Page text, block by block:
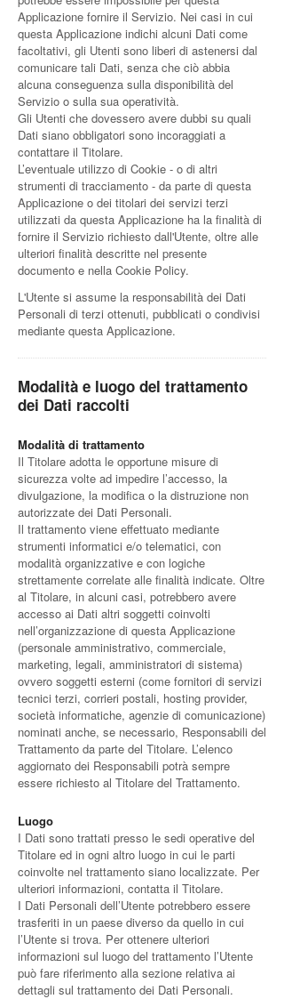
Applicazione fornire il Servizio. Nei casi in cui
questa Applicazione indichi alcuni Dati come
facoltativi, gli Utenti sono liberi di astenersi dal
comunicare tali Dati, senza che ciò abbia
alcuna conseguenza sulla disponibilità del
Servizio o sulla sua operatività.
Gli Utenti che dovessero avere dubbi su quali
Dati siano obbligatori sono incoraggiati a
contattare il Titolare.
L’eventuale utilizzo di Cookie - o di altri
strumenti di tracciamento - da parte di questa
Applicazione o dei titolari dei servizi terzi
utilizzati da questa Applicazione ha la finalità di
fornire il Servizio richiesto dall'Utente, oltre alle
ulteriori finalità descritte nel presente
documento e nella Cookie Policy.
L'Utente si assume la responsabilità dei Dati
Personali di terzi ottenuti, pubblicati o condivisi
mediante questa Applicazione.
Modalità e luogo del trattamento
dei Dati raccolti
Modalità di trattamento
Il Titolare adotta le opportune misure di
sicurezza volte ad impedire l’accesso, la
divulgazione, la modifica o la distruzione non
autorizzate dei Dati Personali.
Il trattamento viene effettuato mediante
strumenti informatici e/o telematici, con
modalità organizzative e con logiche
strettamente correlate alle finalità indicate. Oltre
al Titolare, in alcuni casi, potrebbero avere
accesso ai Dati altri soggetti coinvolti
nell’organizzazione di questa Applicazione
(personale amministrativo, commerciale,
marketing, legali, amministratori di sistema)
ovvero soggetti esterni (come fornitori di servizi
tecnici terzi, corrieri postali, hosting provider,
società informatiche, agenzie di comunicazione)
nominati anche, se necessario, Responsabili del
Trattamento da parte del Titolare. L’elenco
aggiornato dei Responsabili potrà sempre
essere richiesto al Titolare del Trattamento.
Luogo
I Dati sono trattati presso le sedi operative del
Titolare ed in ogni altro luogo in cui le parti
coinvolte nel trattamento siano localizzate. Per
ulteriori informazioni, contatta il Titolare.
I Dati Personali dell’Utente potrebbero essere
trasferiti in un paese diverso da quello in cui
l’Utente si trova. Per ottenere ulteriori
informazioni sul luogo del trattamento l’Utente
può fare riferimento alla sezione relativa ai
dettagli sul trattamento dei Dati Personali.